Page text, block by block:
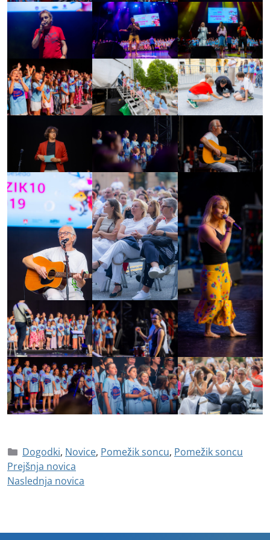
Dogodki, Novice, Pomežik soncu, Pomežik soncu
Prejšnja novica
Naslednja novica